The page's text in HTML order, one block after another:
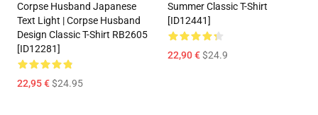
Corpse Husband Japanese
Text Light | Corpse Husband
Design Classic T-Shirt RB2605
[ID12281]
22,95 €$24.95
Summer Classic T-Shirt
[ID12441]
22,90 €$24.9